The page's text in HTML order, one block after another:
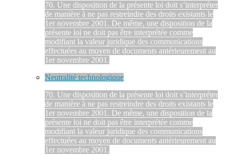
70. Une disposition de la présente loi doit s’interpréter
de manière à ne pas restreindre des droits existants le
1er novembre 2001. De même, une disposition de la
présente loi ne doit pas être interprétée comme
modifiant la valeur juridique des communications
effectuées au moyen de documents antérieurement au
1er novembre 2001.
Neutralité technologique
70. Une disposition de la présente loi doit s’interpréter
de manière à ne pas restreindre des droits existants le
1er novembre 2001. De même, une disposition de la
présente loi ne doit pas être interprétée comme
modifiant la valeur juridique des communications
effectuées au moyen de documents antérieurement au
1er novembre 2001.